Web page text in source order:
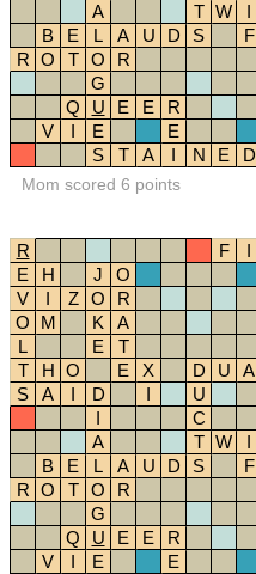
A
T W I
B
E L A U D S F
R O T O
R
G
Q
U E E
R
V
I E
E
S
T A I N E D
Mom scored 6 points
R F I
E
H J O
V
I Z O R
O
M K A
L
E T
T
H O E X D U A
S
A I D I U
I
C
A
T W I
B
E L A U D S F
R O T O
R
G
Q
U E E
R
V
I E
E